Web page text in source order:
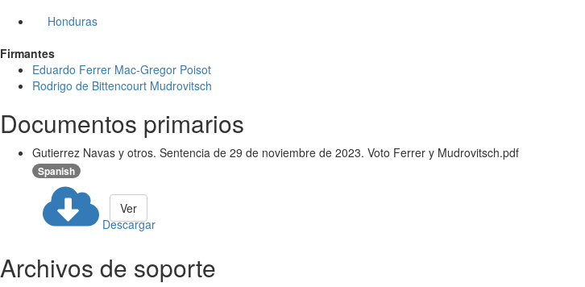
Honduras
Firmantes
Eduardo Ferrer Mac-Gregor Poisot
Rodrigo de Bittencourt Mudrovitsch
Documentos primarios
Gutierrez Navas y otros. Sentencia de 29 de noviembre de 2023. Voto Ferrer y Mudrovitsch.pdf
Spanish
Descargar
Ver
Archivos de soporte